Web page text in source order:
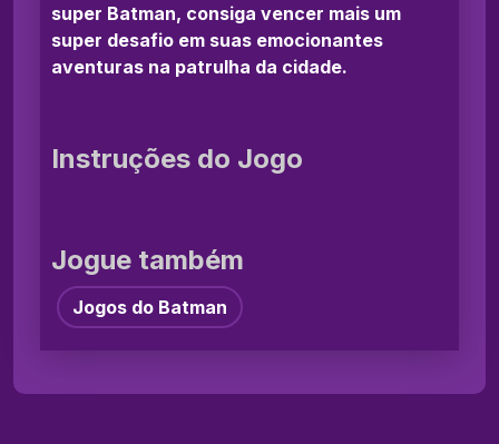
super Batman, consiga vencer mais um
super desafio em suas emocionantes
aventuras na patrulha da cidade.
Instruções do Jogo
Jogue também
Jogos do Batman